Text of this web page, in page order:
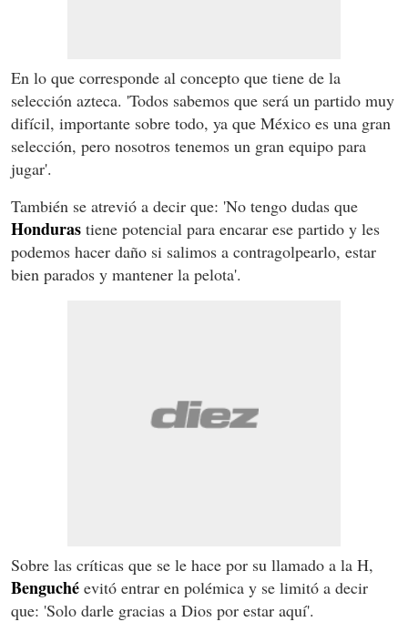
En lo que corresponde al concepto que tiene de la
selección azteca. 'Todos sabemos que será un partido muy
difícil, importante sobre todo, ya que México es una gran
selección, pero nosotros tenemos un gran equipo para
jugar'.
También se atrevió a decir que: 'No tengo dudas que
Honduras tiene potencial para encarar ese partido y les
podemos hacer daño si salimos a contragolpearlo, estar
bien parados y mantener la pelota'.
Sobre las críticas que se le hace por su llamado a la H,
Benguché evitó entrar en polémica y se limitó a decir
que: 'Solo darle gracias a Dios por estar aquí'.